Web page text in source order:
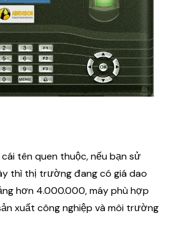
tên quen thuộc, nếu bạn sử
thì thị trường đang có giá dao
hơn 4.000.000, máy phù hợp
xuất công nghiệp và môi trường